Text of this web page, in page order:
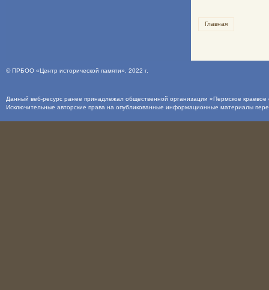
Главная
©ПРБОО «Центр исторической памяти» , 2022 г.
Данный веб-ресурс ранее принадлежал общественной организации «Пермское
Исключительные авторские права на опубликованные информационные материалы